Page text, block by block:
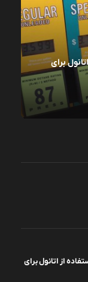
برای
از اتانول برای